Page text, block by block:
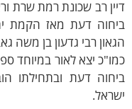
רב שכונת רמת שרת
דעת מאז הקמת
רבי גדעון בן משה
יצא לאור במיוחד ספר
דעת ובתחילתו